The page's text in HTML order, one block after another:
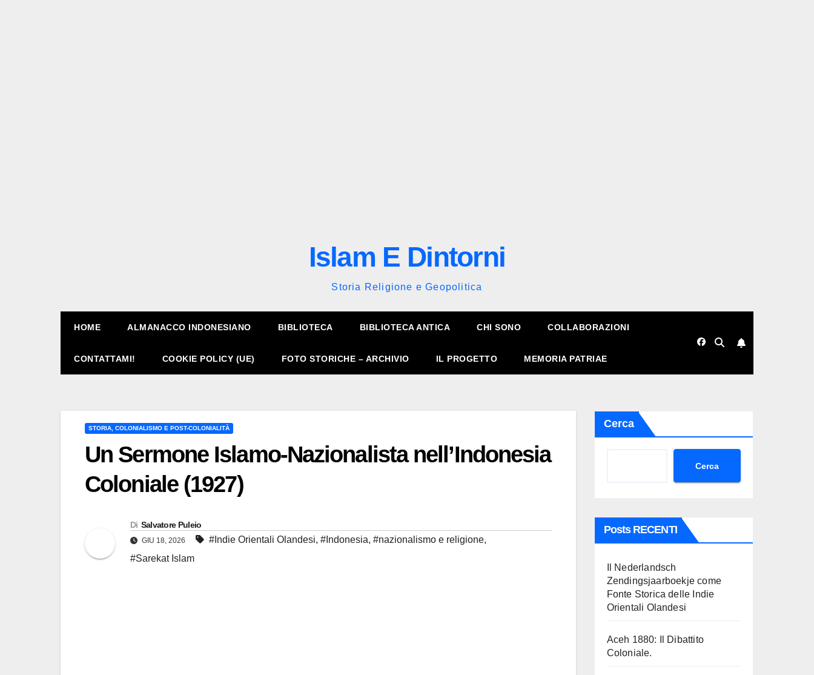
Islam E Dintorni
Storia Religione e Geopolitica
HOME ALMANACCO INDONESIANO BIBLIOTECA BIBLIOTECA ANTICA CHI SONO COLLABORAZIONI
CONTATTAMI! COOKIE POLICY (UE) FOTO STORICHE – ARCHIVIO IL PROGETTO MEMORIA PATRIAE
STORIA, COLONIALISMO E POST-COLONIALITÀ
Un Sermone Islamo-Nazionalista nell’Indonesia
Coloniale (1927)
Di Salvatore Puleio
GIU 18, 2026 #Indie Orientali Olandesi, #Indonesia, #nazionalismo e religione,
#Sarekat Islam
Cerca
Cerca
Posts RECENTI
Il Nederlandsch
Zendingsjaarboekje come
Fonte Storica delle Indie
Orientali Olandesi
Aceh 1880: Il Dibattito
Coloniale.